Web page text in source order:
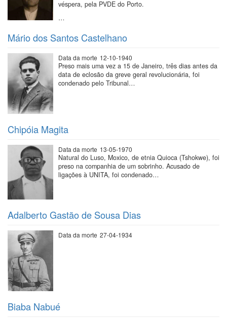
véspera, pela PVDE do Porto.
…
Mário dos Santos Castelhano
Data da morte 12-10-1940
Preso mais uma vez a 15 de Janeiro, três dias antes da
data de eclosão da greve geral revolucionária, foi
condenado pelo Tribunal…
Chipóia Magita
Data da morte 13-05-1970
Natural do Luso, Moxico, de etnia Quioca (Tshokwe), foi
preso na companhia de um sobrinho. Acusado de
ligações à UNITA, foi condenado…
Adalberto Gastão de Sousa Dias
Data da morte 27-04-1934
Biaba Nabué